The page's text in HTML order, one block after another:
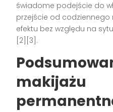
świadome podejście do
przejście od codziennego
efektu bez względu na
[2][3] .
makijażu